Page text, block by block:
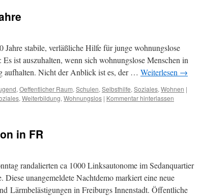
Jahre stabile, verläßliche Hilfe für junge wohnungslose
ist auszuhalten, wenn sich wohnungslose Menschen in
aufhalten. Nicht der Anblick ist es, der … Weiterlesen →
, Oeffentlicher Raum, Schulen, Selbsthilfe, Soziales, Wohnen |
, Weiterbildung, Wohnungslos | Kommentar hinterlassen
in FR
randalierten ca 1000 Linksautonome im Sedanquartier
unangemeldete Nachtdemo markiert eine neue
Lärmbelästigungen in Freiburgs Innenstadt. Öffentliche